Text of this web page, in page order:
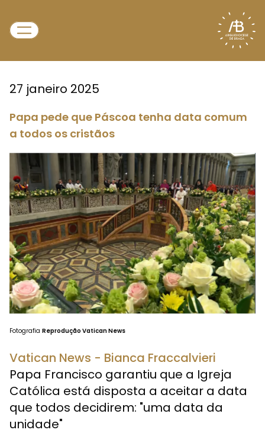
27 janeiro 2025
Papa pede que Páscoa tenha data comum
a todos os cristãos
Fotografia Reprodução Vatican News
Vatican News - Bianca Fraccalvieri
Papa Francisco garantiu que a Igreja
Católica está disposta a aceitar a data
que todos decidirem: "uma data da
unidade"